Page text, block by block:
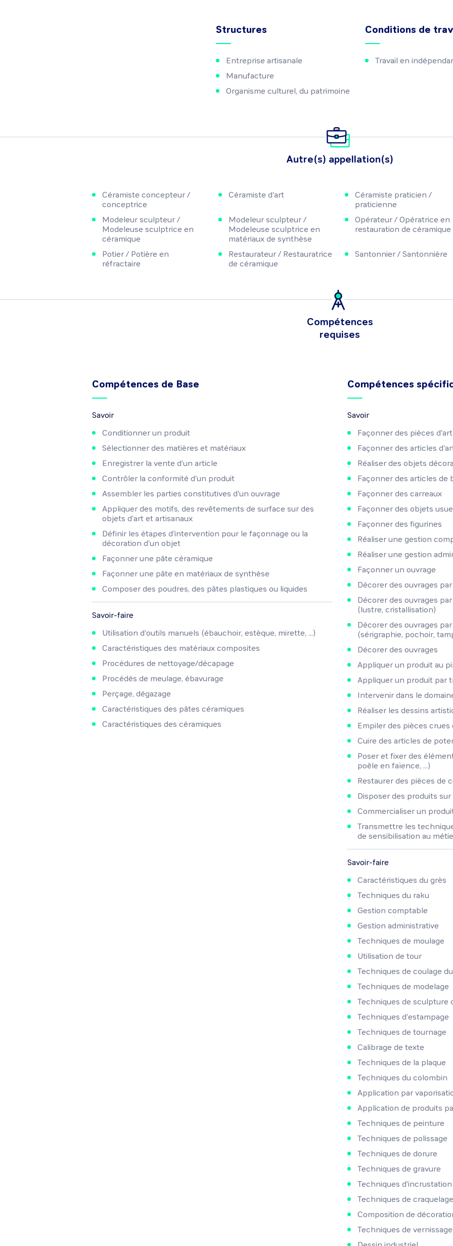
Structures
Entreprise artisanale
Manufacture
Organisme culturel, du patrimoine
Conditions de
Travail en
Autre(s) appellation(s)
Céramiste concepteur /
conceptrice
Céramiste d'art
Céramiste praticien /
praticienne
Modeleur sculpteur /
Modeleuse sculptrice en
céramique
Modeleur sculpteur /
Modeleuse sculptrice en
matériaux de synthèse
Opérateur / Opératrice en
restauration de céramique
Potier / Potière en
réfractaire
Restaurateur / Restauratrice
de céramique
Santonnier / Santonnière
Compétences
requises
Compétences de Base
Savoir
Conditionner un produit
Sélectionner des matières et matériaux
Enregistrer la vente d'un article
Contrôler la conformité d'un produit
Assembler les parties constitutives d'un ouvrage
Appliquer des motifs, des revêtements de surface sur des
objets d'art et artisanaux
Définir les étapes d'intervention pour le façonnage ou la
décoration d'un objet
Façonner une pâte céramique
Façonner une pâte en matériaux de synthèse
Composer des poudres, des pâtes plastiques ou liquides
Savoir-faire
Utilisation d'outils manuels (ébauchoir, estèque, mirette, ...)
Caractéristiques des matériaux composites
Procédures de nettoyage/décapage
Procédés de meulage, ébavurage
Perçage, dégazage
Caractéristiques des pâtes céramiques
Caractéristiques des céramiques
Compétences
Savoir
Façonner des pièces d'art
Façonner des articles
Réaliser des objets
Façonner des articles de
Façonner des carreaux
Façonner des objets
Façonner des figurines
Réaliser une gestion
Réaliser une gestion
Façonner un ouvrage
Décorer des ouvrages
Décorer des ouvrages
(lustre, cristallisation)
Décorer des ouvrages
(sérigraphie, pochoir,
Décorer des ouvrages
Appliquer un produit au
Appliquer un produit par
Intervenir dans le
Réaliser les dessins
Empiler des pièces crues
Cuire des articles de
Poser et fixer des
poêle en faïence, ...)
Restaurer des pièces de
Disposer des produits
Commercialiser un
Transmettre les
de sensibilisation au
Savoir-faire
Caractéristiques du grès
Techniques du raku
Gestion comptable
Gestion administrative
Techniques de moulage
Utilisation de tour
Techniques de coulage
Techniques de modelage
Techniques de sculpture
Techniques d'estampage
Techniques de tournage
Calibrage de texte
Techniques de la plaque
Techniques du colombin
Application par
Application de produits
Techniques de peinture
Techniques de polissage
Techniques de dorure
Techniques de gravure
Techniques
Techniques de craquelage
Composition de
Techniques de vernissage